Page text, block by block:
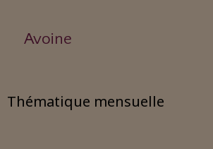
Avoine
Thématique mensuelle